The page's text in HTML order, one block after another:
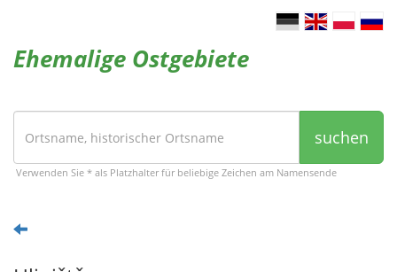
Ehemalige Ostgebiete
suchen
Verwenden Sie * als Platzhalter für beliebige Zeichen am Namensende